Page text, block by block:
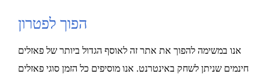
הפוך לפטרון
אנו במשימה להפוך את אתר זה לאוסף הגדול ביותר של פאזלים
חינמים שניתן לשחק באינטרנט. אנו מוסיפים כל הזמן סוגי פאזלים